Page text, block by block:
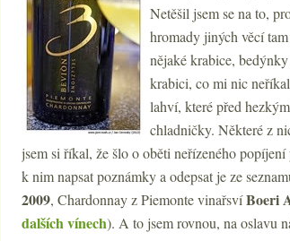
Netěšil jsem se na to,
hromady jiných věcí
nějaké krabice,
krabici, co mi nic
lahví, které před
chladničky. Některé z
jsem si říkal, že šlo o oběti neřízeného
k nim napsat poznámky a odepsat je ze
2009, Chardonnay z Piemonte vinařsvíBoeri
dalších vínech). A to jsem rovnou, na oslavu